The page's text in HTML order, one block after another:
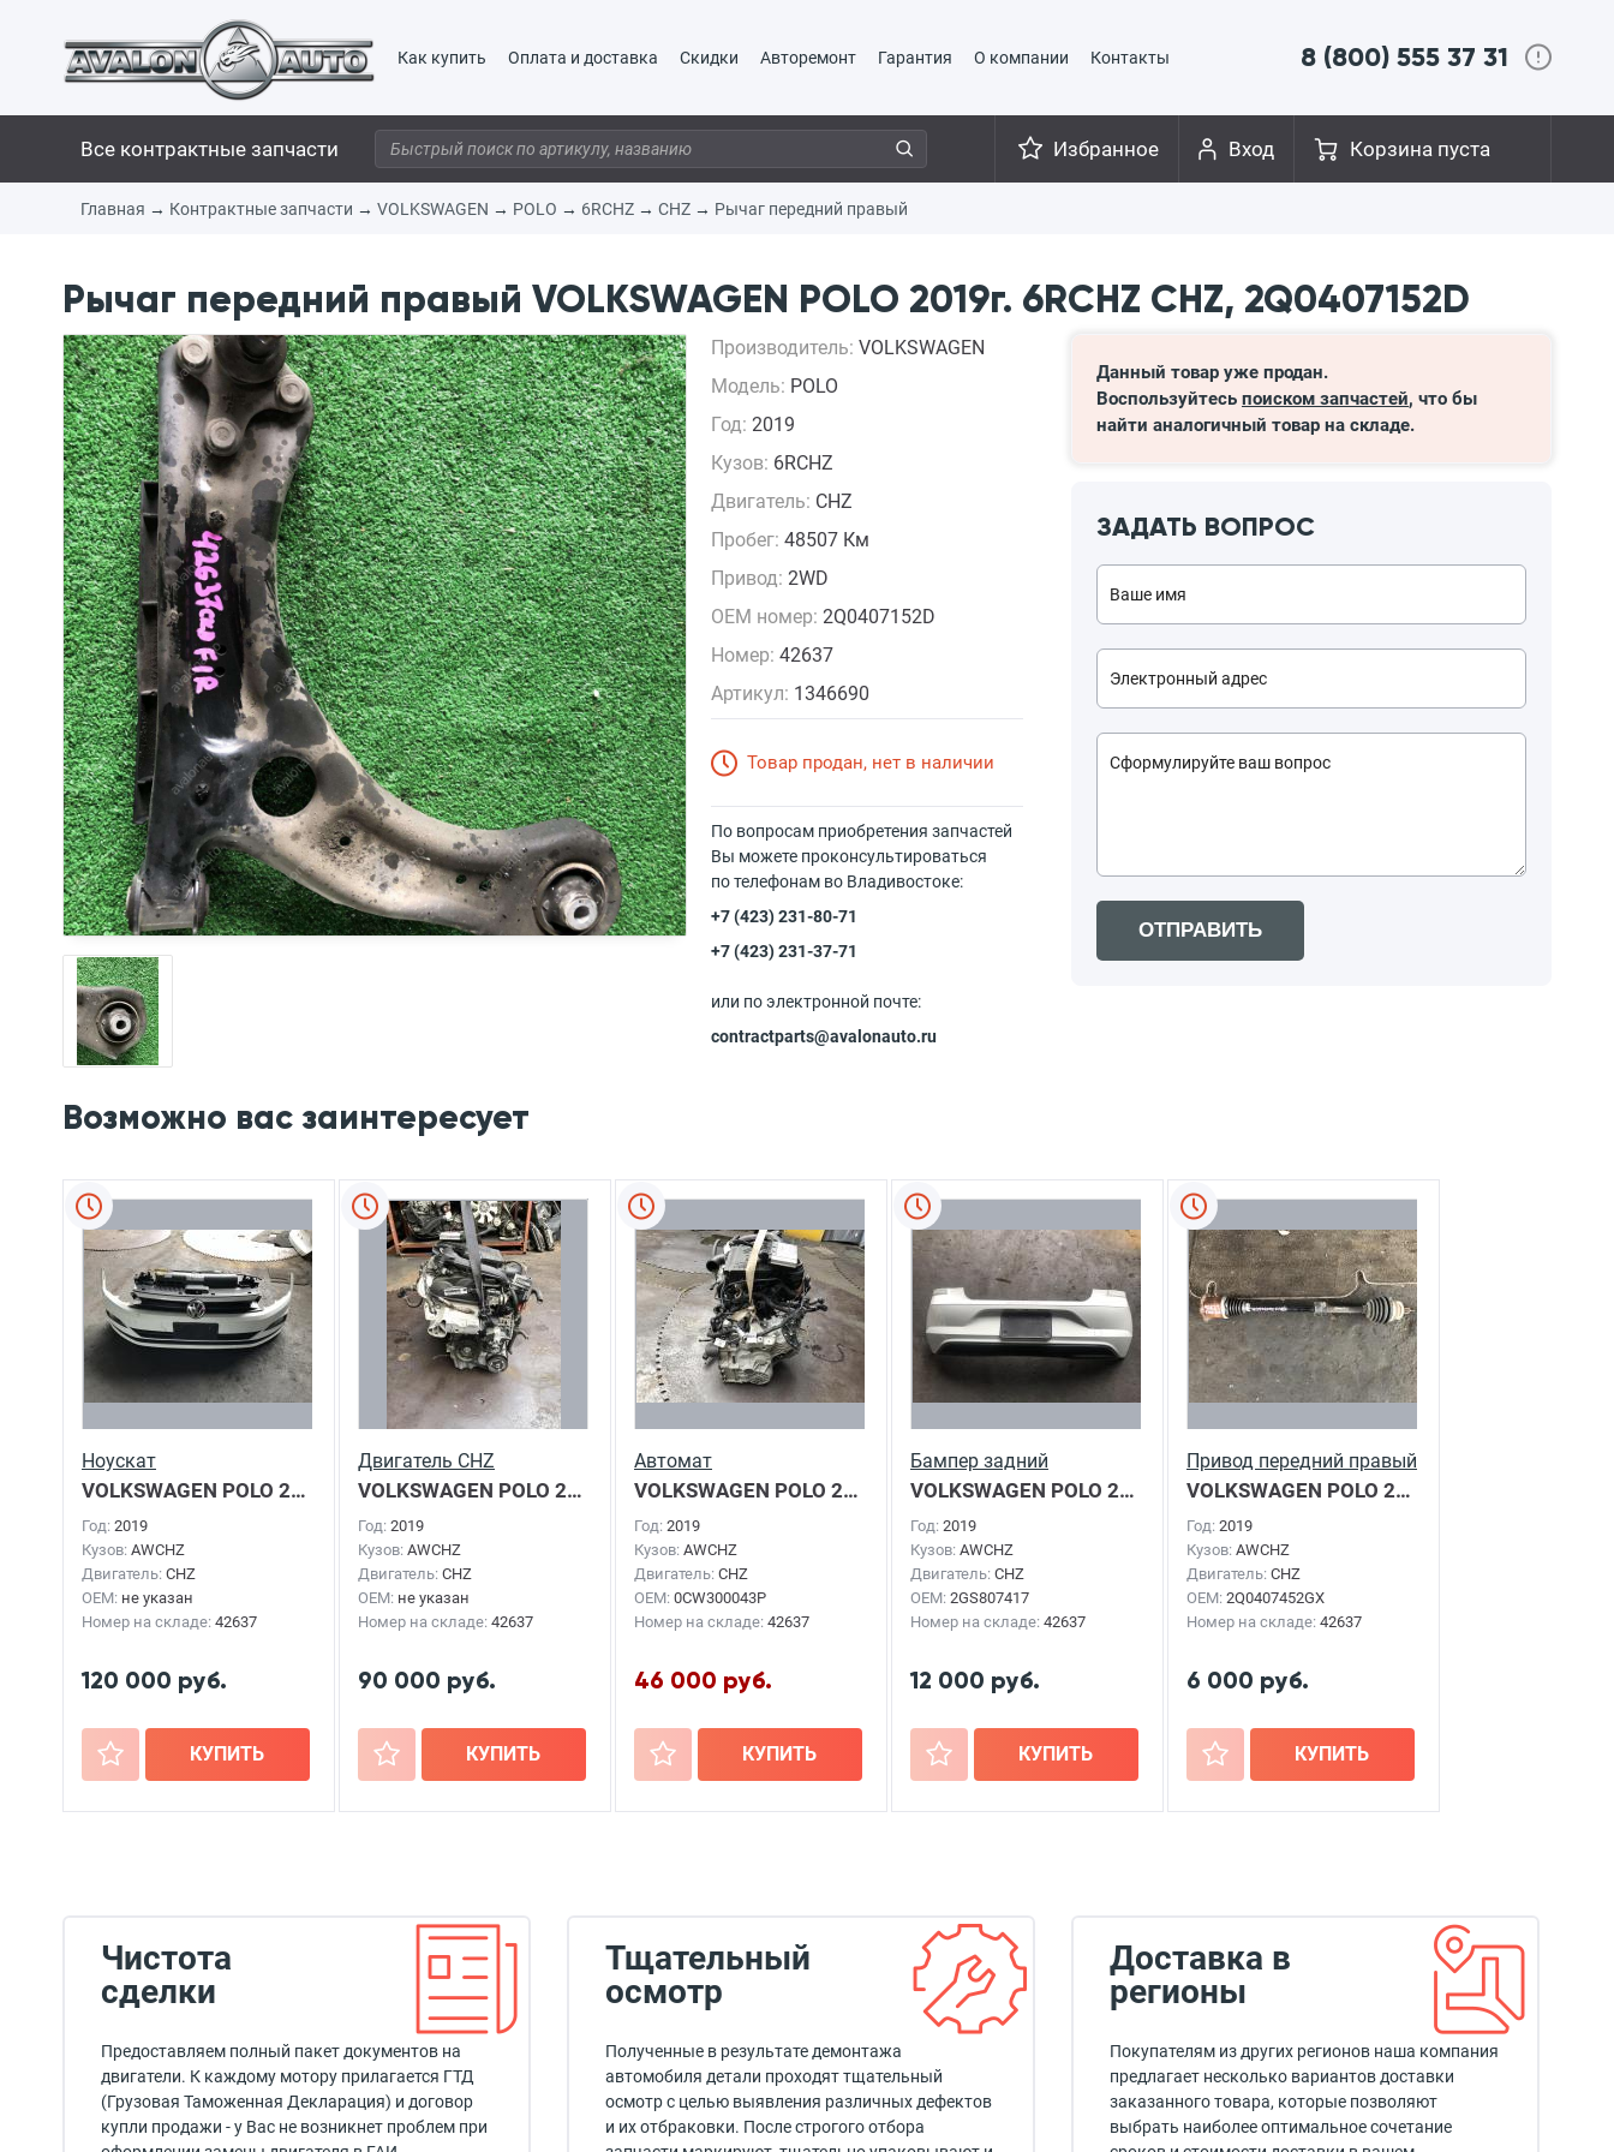
Как купить Оплата и доставка Скидки Авторемонт Гарантия О компании Контакты 8 (800) 555 37 31
Все контрактные запчасти Корзина пуста
Вход
Избранное
Главная → Контрактные запчасти → VOLKSWAGEN → POLO → 6RCHZ → CHZ → Рычаг передний правый
Рычаг передний правый VOLKSWAGEN POLO 2019г. 6RCHZ CHZ, 2Q0407152D
Производитель: VOLKSWAGEN
Модель: POLO
Год: 2019
Кузов: 6RCHZ
Двигатель: CHZ
Пробег: 48507 Км
Привод: 2WD
OEM номер: 2Q0407152D
Номер: 42637
Артикул: 1346690
Товар продан, нет в наличии
По вопросам приобретения запчастей
Вы можете проконсультироваться
по телефонам во Владивостоке:
+7 (423) 231-80-71
+7 (423) 231-37-71
или по электронной почте:
contractparts@avalonauto.ru
Данный товар уже продан.
Воспользуйтесь поиском запчастей, что бы
найти аналогичный товар на складе.
ЗАДАТЬ ВОПРОС
ОТПРАВИТЬ
Возможно вас заинтересует
Ноускат
VOLKSWAGEN POLO 2019г.
Год: 2019
Кузов: AWCHZ
Двигатель: CHZ
OEM: не указан
Номер на складе: 42637
120 000 руб.
+ КУПИТЬ
Двигатель CHZ
VOLKSWAGEN POLO 2019г.
Год: 2019
Кузов: AWCHZ
Двигатель: CHZ
OEM: не указан
Номер на складе: 42637
90 000 руб.
+ КУПИТЬ
Автомат
VOLKSWAGEN POLO 2019г.
Год: 2019
Кузов: AWCHZ
Двигатель: CHZ
OEM: 0CW300043P
Номер на складе: 42637
46 000 руб.
+ КУПИТЬ
Бампер задний
VOLKSWAGEN POLO 2019г.
Год: 2019
Кузов: AWCHZ
Двигатель: CHZ
OEM: 2GS807417
Номер на складе: 42637
12 000 руб.
+ КУПИТЬ
Привод передний правый
VOLKSWAGEN POLO 2019г.
Год: 2019
Кузов: AWCHZ
Двигатель: CHZ
OEM: 2Q0407452GX
Номер на складе: 42637
6 000 руб.
+ КУПИТЬ
Чистота
сделки
Предоставляем полный пакет документов на
двигатели. К каждому мотору прилагается ГТД
(Грузовая Таможенная Декларация) и договор
купли продажи - у Вас не возникнет проблем при
Тщательный
осмотр
Полученные в результате демонтажа
автомобиля детали проходят тщательный
осмотр с целью выявления различных дефектов
и их отбраковки. После строгого отбора
Доставка в
регионы
Покупателям из других регионов наша компания
предлагает несколько вариантов доставки
заказанного товара, которые позволяют
выбрать наиболее оптимальное сочетание